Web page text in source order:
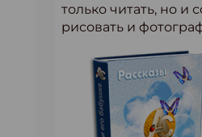
только читать, но и
рисовать и